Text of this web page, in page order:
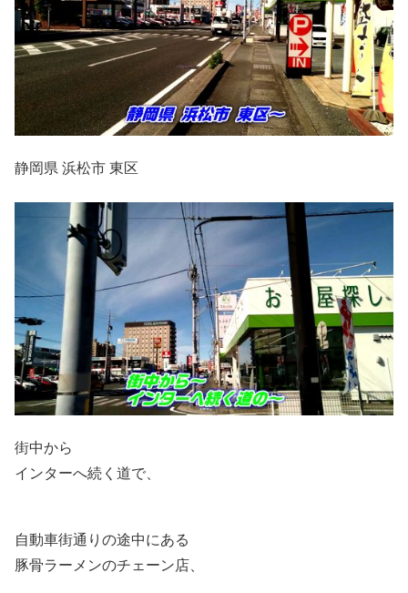
静岡県 浜松市 東区
街中から
インターへ続く道で、
自動車街通りの途中にある
豚骨ラーメンのチェーン店、